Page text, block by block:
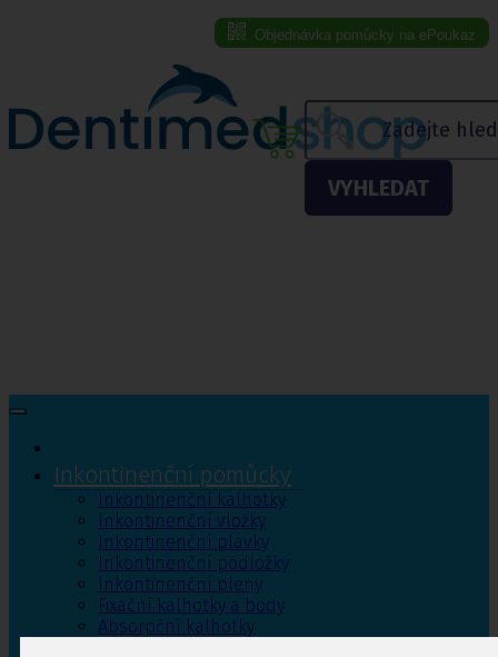
Objednávka pomůcky na ePoukaz
VYHLEDAT
Inkontinenční pomůcky
Inkontinenční kalhotky
Inkontinenční vložky
Inkontinenční plavky
Inkontinenční podložky
Inkontinenční pleny
Fixační kalhotky a body
Absorpční kalhotky